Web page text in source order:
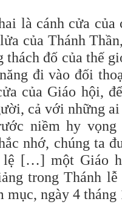
là cánh cửa
của Thánh
thách đố của thế
đi vào đối
của Giáo hội,
cả với những
niềm hy
nhớ, chúng ta
[…] một Giáo
trong Thánh
mục, ngày 4 tháng